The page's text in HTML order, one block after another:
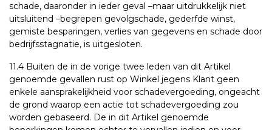
schade, daaronder in ieder geval –maar uitdrukkelijk niet
uitsluitend –begrepen gevolgschade, gederfde winst,
gemiste besparingen, verlies van gegevens en schade door
bedrijfsstagnatie, is uitgesloten.
11.4 Buiten de in de vorige twee leden van dit Artikel
genoemde gevallen rust op Winkel jegens Klant geen
enkele aansprakelijkheid voor schadevergoeding, ongeacht
de grond waarop een actie tot schadevergoeding zou
worden gebaseerd. De in dit Artikel genoemde